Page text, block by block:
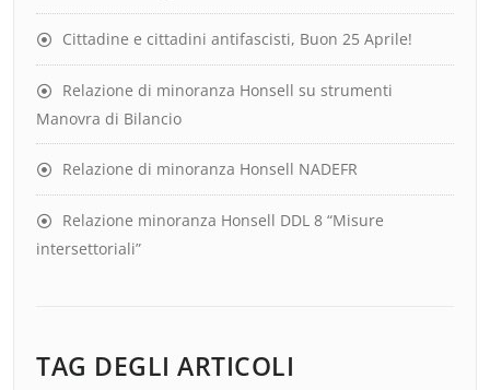
Cittadine e cittadini antifascisti, Buon 25 Aprile!
Relazione di minoranza Honsell su strumenti
Manovra di Bilancio
Relazione di minoranza Honsell NADEFR
Relazione minoranza Honsell DDL 8 “Misure
intersettoriali”
TAG DEGLI ARTICOLI